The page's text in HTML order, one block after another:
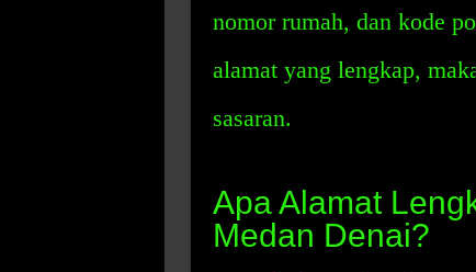
nomor rumah, dan kode
alamat yang lengkap,
sasaran.
Apa Alamat
Medan Denai?